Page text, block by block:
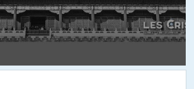
à 07h43
, ‘bachelor ‘ à t il été incorrectement
700 000 dollars pour ne vie de travail